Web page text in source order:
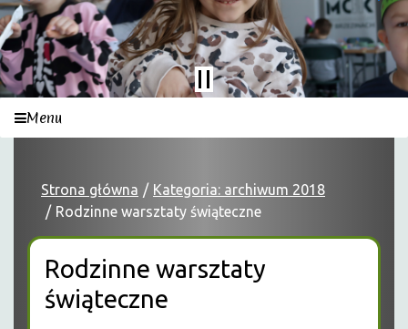
Menu
Strona główna
Kategoria: archiwum 2018
Rodzinne warsztaty świąteczne
Rodzinne warsztaty
świąteczne